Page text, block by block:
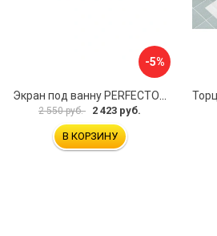
-5%
Экран под ванну PERFECTO LINEA 36-000157
2 550 руб. 2 423 руб.
В КОРЗИНУ